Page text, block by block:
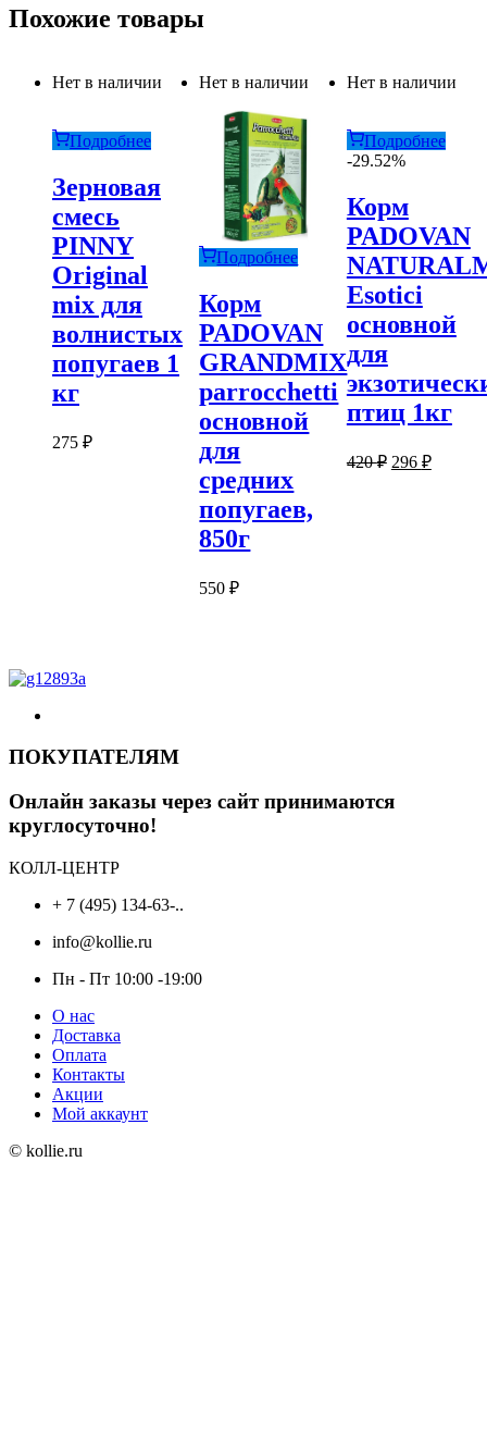
Похожие товары
Нет в наличии
Подробнее
Зерновая
смесь
PINNY
Original
mix для
волнистых
попугаев 1
кг
275 ₽
Нет в наличии
Подробнее
Корм
PADOVAN
GRANDMIX
parroсchetti
основной
для
средних
попугаев,
850г
550₽
Нет в наличии
Подробнее
-29.52%
Корм
PADOVAN
Esotici
основной
для
птиц 1кг
420₽ 296 ₽
ПОКУПАТЕЛЯМ
Онлайн заказы через сайт принимаются
круглосуточно!
КОЛЛ-ЦЕНТР
+ 7 (495) 134-63-..
info@kollie.ru
Пн - Пт 10:00 -19:00
О нас
Доставка
Оплата
Контакты
Акции
Мой аккаунт
© kollie.ru